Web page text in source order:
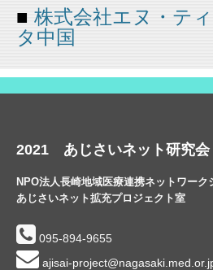
■ 株式会社エヌ・テ
タ中国
2021 あじさいネット研究会
NPO法人長崎地域医療連携ネットワーク
あじさいネット拡充プロジェクト室
095-894-9655
ajisai-